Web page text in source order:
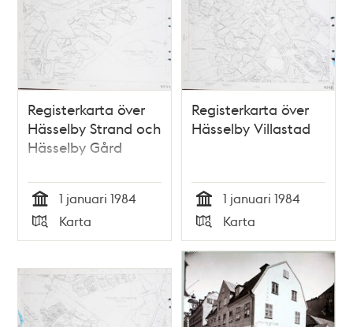
Registerkarta över
Hässelby Strand och
Hässelby Gård
Tid
1 januari 1984
Typ
Karta
Registerkarta över
Hässelby Villastad
Tid
1 januari 1984
Typ
Karta